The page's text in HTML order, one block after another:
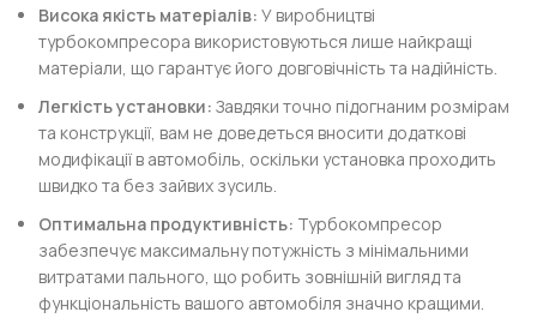
Висока якість матеріалів: У виробництві
турбокомпресора використовуються лише найкращі
матеріали, що гарантує його довговічність та надійність.
Легкість установки: Завдяки точно підогнаним розмірам
та конструкції, вам не доведеться вносити додаткові
модифікації в автомобіль, оскільки установка проходить
швидко та без зайвих зусиль.
Оптимальна продуктивність: Турбокомпресор
забезпечує максимальну потужність з мінімальними
витратами пального, що робить зовнішній вигляд та
функціональність вашого автомобіля значно кращими.